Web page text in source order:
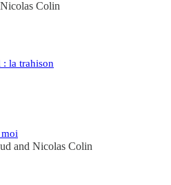
Nicolas Colin
: la trahison
and Nicolas Colin